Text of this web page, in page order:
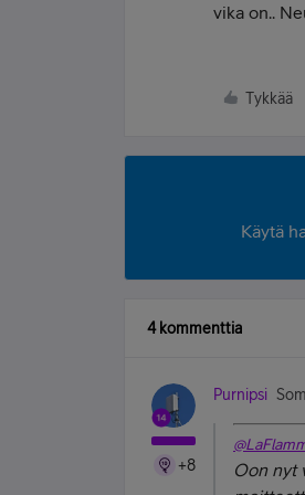
vika on..
Tykkää
Käytä
4 kommenttia
+8
Purnipsi
Oon nyt